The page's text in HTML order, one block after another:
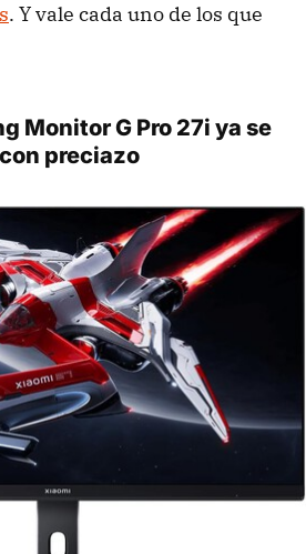
. Y vale cada uno de los que
Monitor G Pro 27i ya se
preciazo